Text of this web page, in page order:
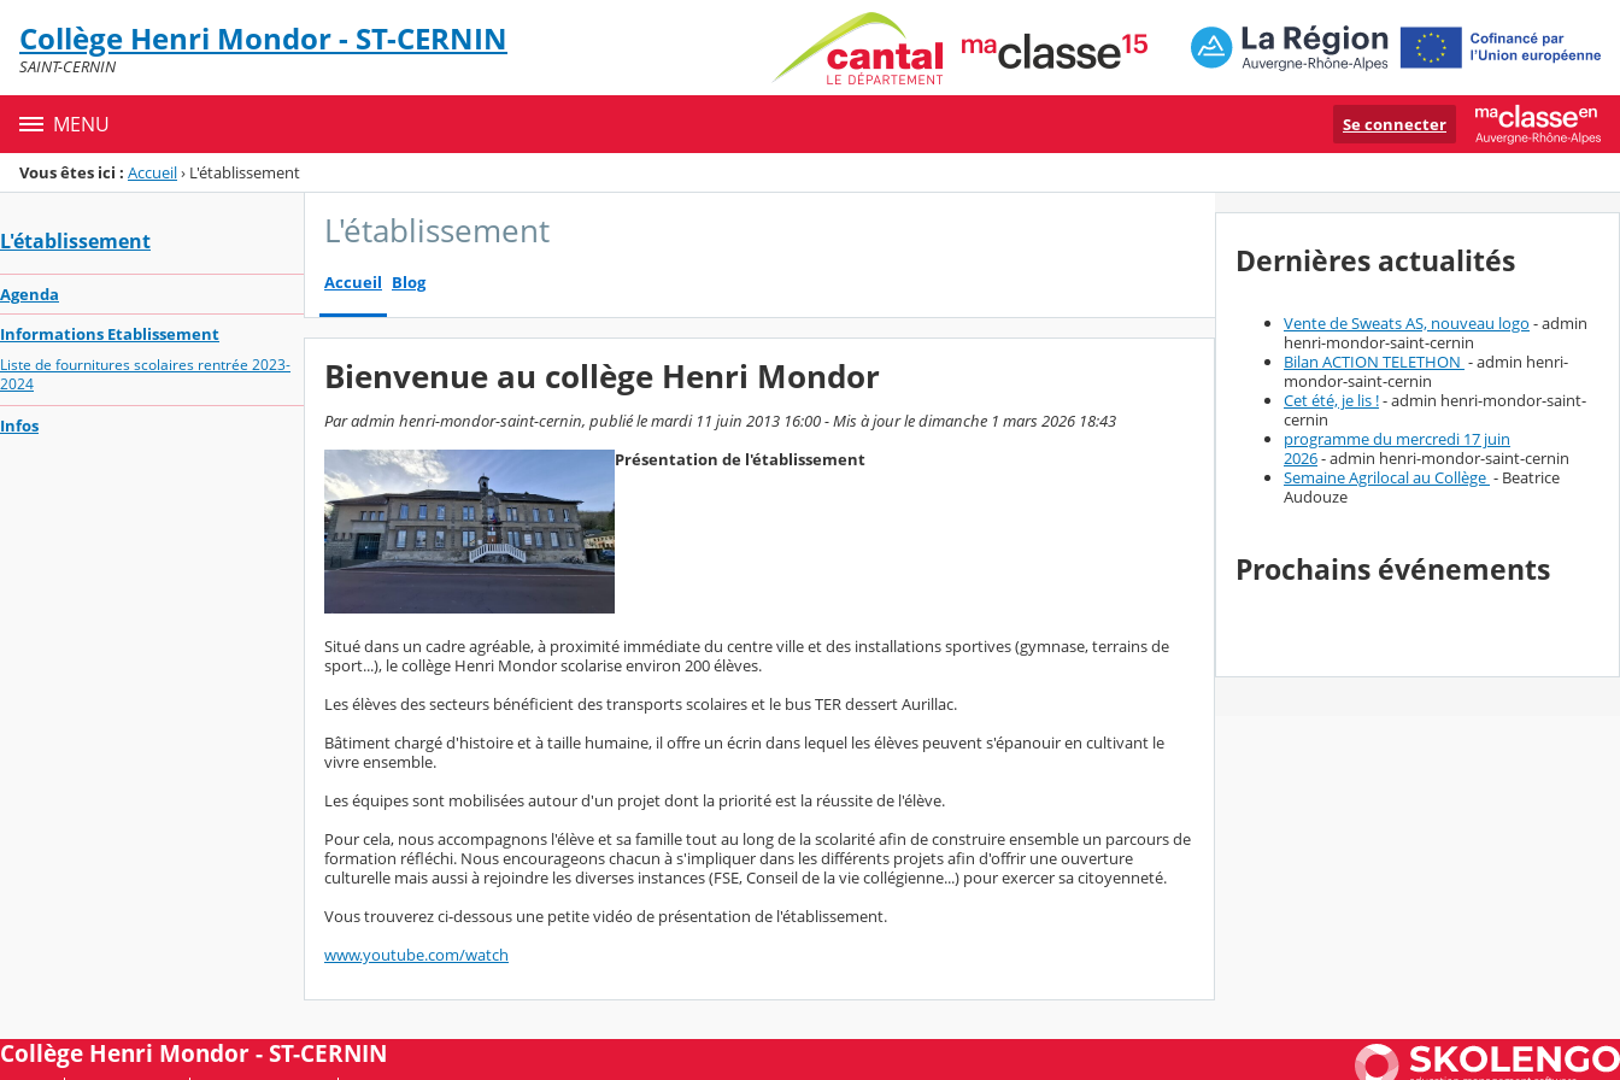
Menu de la rubrique
Contenu
Collège Henri Mondor - ST-CERNIN
SAINT-CERNIN
MENU Se connecter
Vous êtes ici : Accueil› L'établissement
L'établissement
Agenda
Informations Etablissement
Liste de fournitures scolaires rentrée 2023-
2024
Infos
L'établissement
Accueil Blog
Bienvenue au collège Henri Mondor
Par admin henri-mondor-saint-cernin, publié le mardi 11 juin 2013 16:00 - Mis à jour le dimanche 1 mars 2026 18:43
Présentation de l'établissement
Situé dans un cadre agréable, à proximité immédiate du centre ville et des installations sportives (gymnase, terrains de
sport...), le collège Henri Mondor scolarise environ 200 élèves.
Les élèves des secteurs bénéficient des transports scolaires et le bus TER dessert Aurillac.
Bâtiment chargé d'histoire et à taille humaine, il offre un écrin dans lequel les élèves peuvent s'épanouir en cultivant le
vivre ensemble.
Les équipes sont mobilisées autour d'un projet dont la priorité est la réussite de l'élève.
Pour cela, nous accompagnons l'élève et sa famille tout au long de la scolarité afin de construire ensemble un parcours de
formation réfléchi. Nous encourageons chacun à s'impliquer dans les différents projets afin d'offrir une ouverture
culturelle mais aussi à rejoindre les diverses instances (FSE, Conseil de la vie collégienne...) pour exercer sa citoyenneté.
Vous trouverez ci-dessous une petite vidéo de présentation de l'établissement.
www.youtube.com/watch
Dernières actualités
Vente de Sweats AS, nouveau logo - admin
henri-mondor-saint-cernin
Bilan ACTION TELETHON - admin henri-
mondor-saint-cernin
Cet été, je lis !- admin henri-mondor-saint-
cernin
programme du mercredi 17 juin
2026- admin henri-mondor-saint-cernin
Semaine Agrilocal au Collège - Beatrice
Audouze
Prochains événements
Collège Henri Mondor - ST-CERNIN